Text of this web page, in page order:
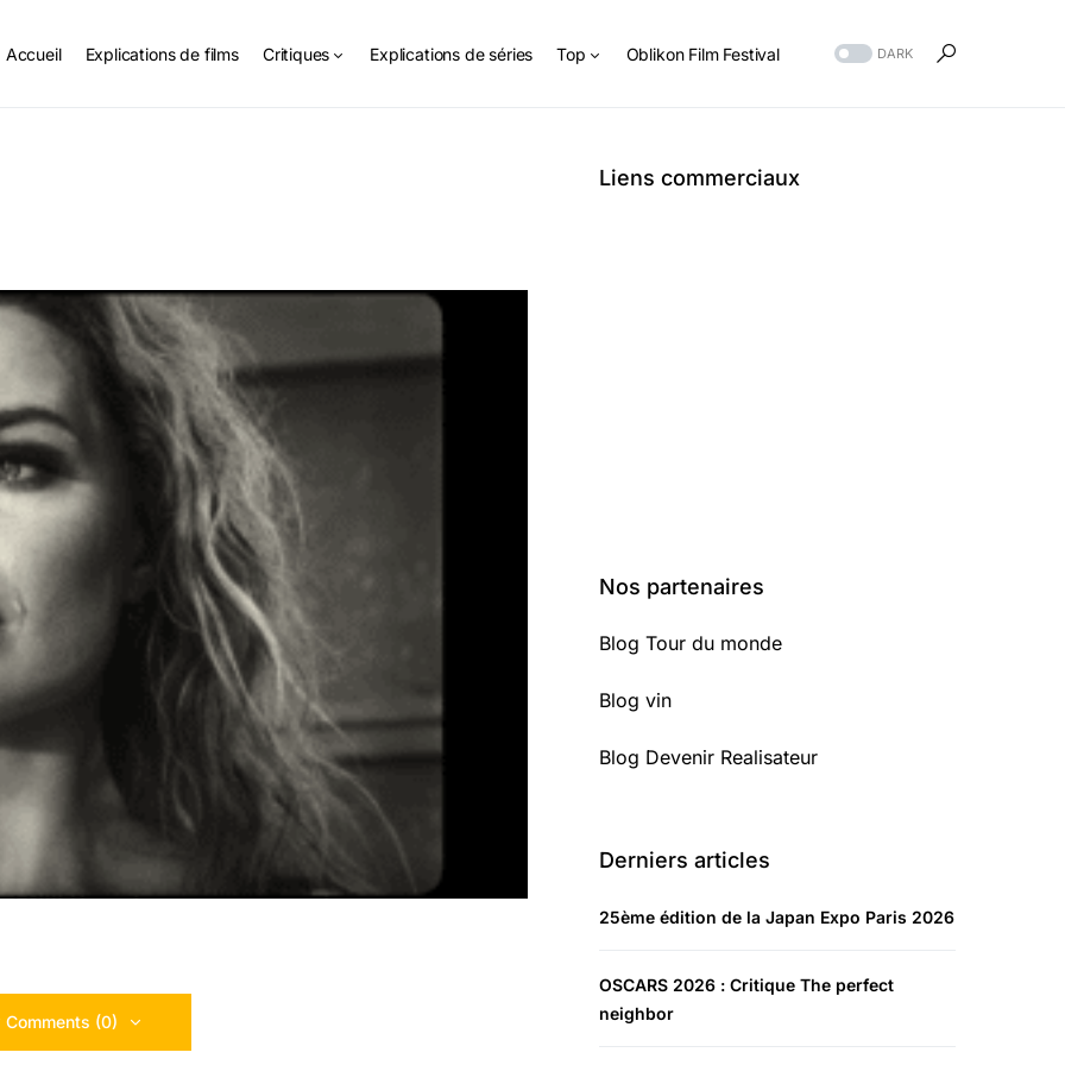
Accueil Explications de films Critiques Explications de séries Top Oblikon Film Festival DARK
Comments (0)
Liens commerciaux
Nos partenaires
Blog Tour du monde
Blog vin
Blog Devenir Realisateur
Derniers articles
25ème édition de la Japan Expo Paris 2026
OSCARS 2026 : Critique The perfect
neighbor